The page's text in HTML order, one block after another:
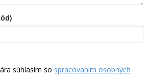
súhlasím so spracovaním osobných